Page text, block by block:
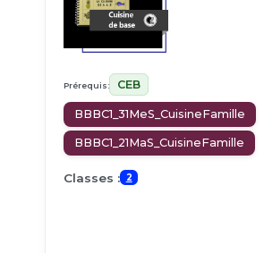
Prérequis: CEB
BBBC1_31MeS_CuisineFamille
BBBC1_21MaS_CuisineFamille
Classes : 2